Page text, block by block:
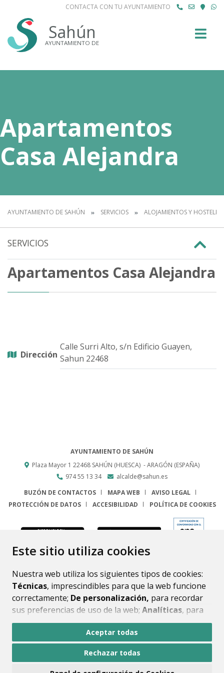
Este sitio utiliza cookies
Nuestra web utiliza los siguientes tipos de cookies:
Técnicas, imprescindibles para que la web funcione
correctamente; De personalización, para recordar
sus preferencias de uso de la web; Analíticas, para
mejorar el funcionamiento de la web y sus servicios.
Si acepta pulsando el botón“Aceptar todas”
consideramos que acepta su uso. Si pulsa el botón
Aceptar todas
Rechazar todas
CONTACTA CON TU AYUNTAMIENTO
Sahún
AYUNTAMIENTO DE
Apartamentos
Casa Alejandra
AYUNTAMIENTO DE SAHÚN SERVICIOS ALOJAMIENTOS Y
SERVICIOS
Apartamentos Casa Alejandra
Dirección
Calle Surri Alto, s/n Edificio Guayen,
Sahun 22468
AYUNTAMIENTO DE SAHÚN
Plaza Mayor 1 22468 SAHÚN (HUESCA) - ARAGÓN (ESPAÑA)
974 55 13 34
alcalde@sahun.es
BUZÓN DE CONTACTOS
MAPA WEB
AVISO LEGAL
PROTECCIÓN DE DATOS
ACCESIBILIDAD POLÍTICA DE COOKIES